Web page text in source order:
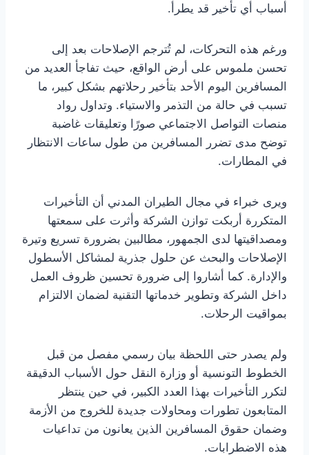
أسباب أي تأخير قد يطرأ.
ورغم هذه التحركات، لم تُترجم الإصلاحات بعد إلى
تحسن ملموس على أرض الواقع، حيث تفاجأ العديد من
المسافرين اليوم الأحد بتأخير رحلاتهم بشكل كبير، ما
تسبب في حالة من التذمر والاستياء. وتداول رواد
منصات التواصل الاجتماعي صورًا وتعليقات غاضبة
توضح مدى تضرر المسافرين من طول ساعات الانتظار
في المطارات.
ويرى خبراء في مجال الطيران المدني أن التأخيرات
المتكررة أربكت توازن الشركة وأثرت على سمعتها
ومصداقيتها لدى الجمهور، مطالبين بضرورة تسريع وتيرة
الإصلاحات والبحث عن حلول جذرية لمشاكل الأسطول
والإدارة. كما أشاروا إلى ضرورة تحسين ظروف العمل
داخل الشركة وتطوير خدماتها التقنية لضمان الالتزام
بمواقيت الرحلات.
ولم يصدر حتى اللحظة بيان رسمي مفصل من قبل
الخطوط التونسية أو وزارة النقل حول الأسباب الدقيقة
لتكرر التأخيرات بهذا العدد الكبير، في حين ينتظر
المتابعون تطورات ومحاولات جديدة للخروج من الأزمة
وضمان حقوق المسافرين الذين يعانون من تداعيات
هذه الاضطرابات.